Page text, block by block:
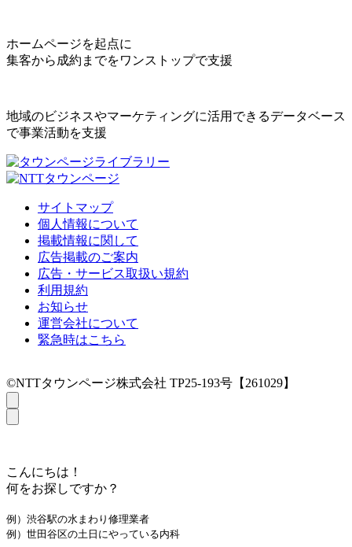
ホームページを起点に
集客から成約までをワンストップで支援
地域のビジネスやマーケティングに活用できるデータベース
で事業活動を支援
サイトマップ
個人情報について
掲載情報に関して
広告掲載のご案内
広告・サービス取扱い規約
利用規約
お知らせ
運営会社について
緊急時はこちら
©NTTタウンページ株式会社 TP25-193号【261029】
こんにちは！
何をお探しですか？
例）渋谷駅の水まわり修理業者
例）世田谷区の土日にやっている内科